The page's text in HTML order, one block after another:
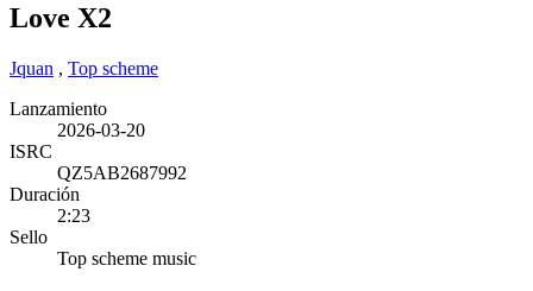
Love X2
Jquan , Top scheme
Lanzamiento
2026-03-20
ISRC
QZ5AB2687992
Duración
2:23
Sello
Top scheme music